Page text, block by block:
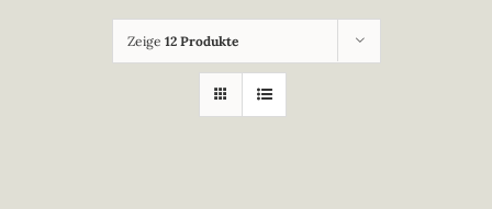
Zeige 12 Produkte